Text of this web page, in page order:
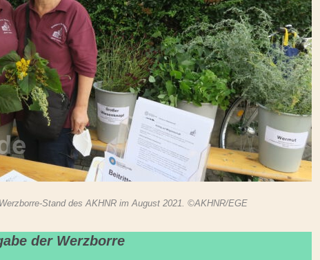
Stand des AKHNR im August 2021. ©AKHNR/EGE
der Werzborre